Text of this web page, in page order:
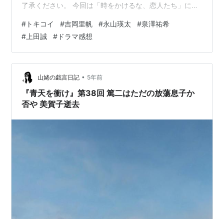
了承ください。 今回は「時をかけるな、恋人たち」につ
人たち」とは 「時をかけるな、恋人たち」1話、2話感想
「時をかけるな、恋人たち」とは 「時をかけるな、恋人
たち」とは2023年10月10日（火）にカンテレ系列でスタ
ートしたタイムパトロール・ラブコメディ カンテレ制作
によるオリジナルドラマで、脚本は上田誠、音楽は王
舟。 王舟は「阿佐ヶ谷姉…
# トキコイ #吉岡里帆 #永山瑛太 #泉澤祐希
# 上田誠 # ドラマ感想
山姥の戯言日記 • 5年前
『青天を衝け』第38回 篤二はただの放蕩息子か
否や 美賀子逝去